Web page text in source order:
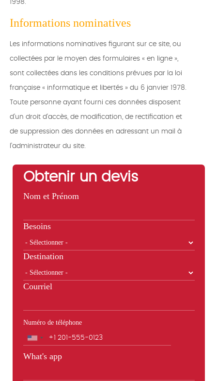
1998.
Informations nominatives
Les informations nominatives figurant sur ce site, ou
collectées par le moyen des formulaires « en ligne »,
sont collectées dans les conditions prévues par la loi
française « informatique et libertés » du 6 janvier 1978.
Toute personne ayant fourni ces données disposent
d'un droit d'accès, de modification, de rectification et
de suppression des données en adressant un mail à
l’administrateur du site.
Obtenir un devis
Nom et Prénom
Besoins
Destination
Courriel
Numéro de téléphone
Téléphone
What's app